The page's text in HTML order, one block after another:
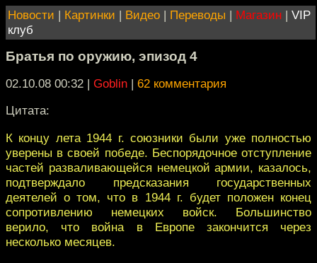
Новости | Картинки | Видео | Переводы | Магазин | VIP
клуб
Братья по оружию, эпизод 4
02.10.08 00:32 | Goblin | 62 комментария
Цитата:
К концу лета 1944 г. союзники были уже полностью
уверены в своей победе. Беспорядочное отступление
частей разваливающейся немецкой армии, казалось,
подтверждало предсказания государственных
деятелей о том, что в 1944 г. будет положен конец
сопротивлению немецких войск. Большинство
верило, что война в Европе закончится через
несколько месяцев.